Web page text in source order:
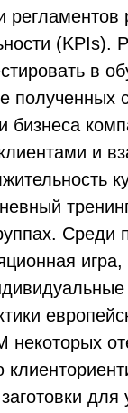
(KPIs).
в
полученных
и
Среди
игра,